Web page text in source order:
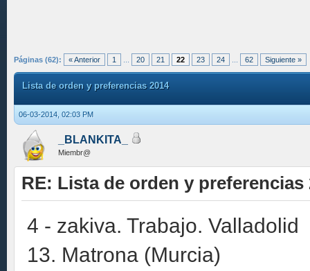
Páginas (62): « Anterior 1 20 21 22 23 24 62 Siguiente »
Lista de orden y preferencias 2014
06-03-2014, 02:03 PM
_BLANKITA_
Miembr@
RE: Lista de orden y preferencias
4 - zakiva. Trabajo. Valladolid
13. Matrona (Murcia)